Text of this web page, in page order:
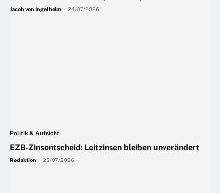
Jacob von Ingelheim 24/07/2026
Politik & Aufsicht
EZB-Zinsentscheid: Leitzinsen bleiben unverändert
Redaktion 23/07/2026